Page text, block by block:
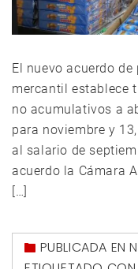
El nuevo acuerdo
mercantil establece
no acumulativos a
para noviembre y
al salario de
acuerdo la Cámara
[…]
PUBLICADA EN